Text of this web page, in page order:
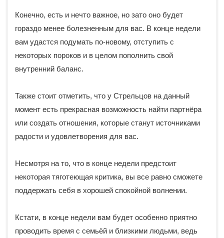
Конечно, есть и нечто важное, но зато оно будет
гораздо менее болезненным для вас. В конце недели
вам удастся подумать по-новому, отступить с
некоторых пороков и в целом пополнить свой
внутренний баланс.
Также стоит отметить, что у Стрельцов на данный
момент есть прекрасная возможность найти партнёра
или создать отношения, которые станут источниками
радости и удовлетворения для вас.
Несмотря на то, что в конце недели предстоит
некоторая тяготеющая критика, вы все равно сможете
поддержать себя в хорошей спокойной волнении.
Кстати, в конце недели вам будет особенно приятно
проводить время с семьёй и близкими людьми, ведь